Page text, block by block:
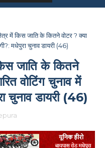
में किस जाति के कितने वोटर ? क्या
मधेपुरा चुनाव डायरी (46)
जाति के कितने
वोटिंग चुनाव में
चुनाव डायरी (46)